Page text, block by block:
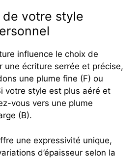
de votre style
influence le choix de
une écriture serrée et précise,
une plume fine (F) ou
votre style est plus aéré et
vous vers une plume
(B).
une expressivité unique,
d’épaisseur selon la